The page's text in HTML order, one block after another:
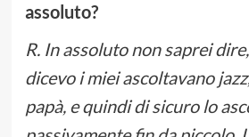
assoluto?
R. In assoluto non saprei
dicevo i miei ascoltavano
papà, e quindi di sicuro lo